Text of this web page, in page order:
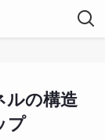
ルの構造
プ